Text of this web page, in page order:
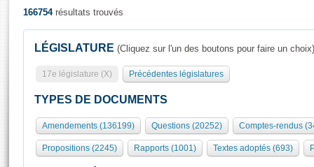
Présidence
577 députés
Groupes politiques
Séance publique
Commissions et autres organes
Europe et International
Rôle et pouvoirs de l'Assemblée
Organisation de l'Assemblée
Présidence Conférence des Présidents Bureau Collège des
Visiter l'Assemblée
Visite virtuelle du palais Bourbon
Assister à une séance
166754résultats trouvés
LÉGISLATURE (Cliquez sur l'un des boutons pour faire un choix)
17e législature (X) Précédentes législatures
TYPES DE DOCUMENTS
Amendements (136199) Questions (20252) Comptes-rendus
Propositions (2245) Rapports (1001) Textes adoptés (693)